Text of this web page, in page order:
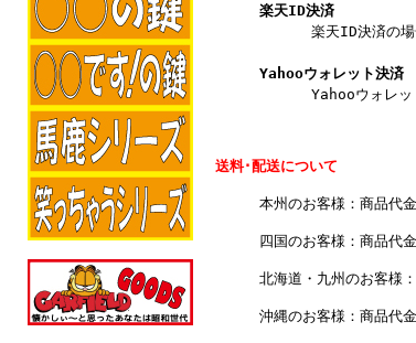
楽天ID決済
楽天ID決済の場合
Yahooウォレット決済
Yahooウォレット決
送料･配送について
本州のお客様：商品代
四国のお客様：商品代
北海道・九州のお客様
沖縄のお客様：商品代